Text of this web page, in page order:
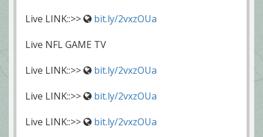
Live LINK::>>
bit.ly/2vxzOUa
Live NFL GAME TV
Live LINK::>>
bit.ly/2vxzOUa
Live LINK::>>
bit.ly/2vxzOUa
Live LINK::>>
bit.ly/2vxzOUa